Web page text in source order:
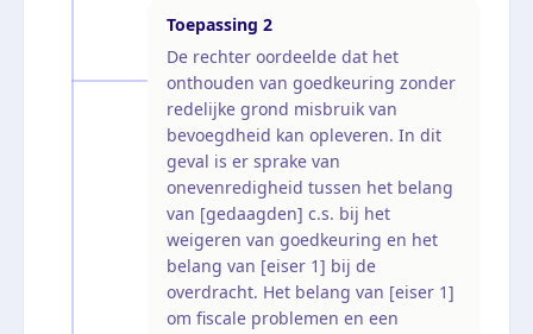
Toepassing 2
De rechter oordeelde dat het
onthouden van goedkeuring zonder
redelijke grond misbruik van
bevoegdheid kan opleveren. In dit
geval is er sprake van
onevenredigheid tussen het belang
van [gedaagden] c.s. bij het
weigeren van goedkeuring en het
belang van [eiser 1] bij de
overdracht. Het belang van [eiser 1]
om fiscale problemen en een